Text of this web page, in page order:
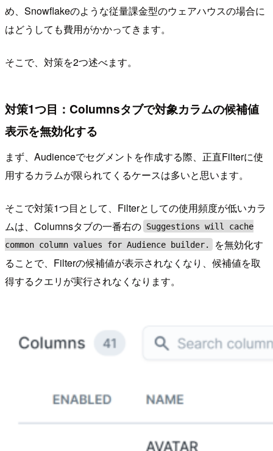
め、Snowflakeのような従量課金型のウェアハウスの場合に
はどうしても費用がかかってきます。
そこで、対策を2つ述べます。
対策1つ目：Columnsタブで対象カラムの候補値
表示を無効化する
まず、Audienceでセグメントを作成する際、正直Filterに使
用するカラムが限られてくるケースは多いと思います。
そこで対策1つ目として、Filterとしての使用頻度が低いカラ
ムは、Columnsタブの一番右の Suggestions will cache
common column values for Audience builder.
を無効化す
ることで、Filterの候補値が表示されなくなり、候補値を取
得するクエリが実行されなくなります。